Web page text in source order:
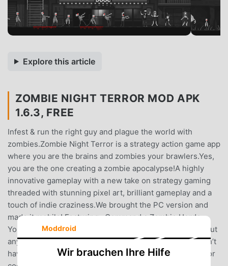
Explore this article
ZOMBIE NIGHT TERROR MOD APK
1.6.3, FREE
Infest & run the right guy and plague the world with
zombies.Zombie Night Terror is a strategy action game app
where you are the brains and zombies your brawlers.Yes,
you are the one creating a zombie apocalypse!A highly
innovative gameplay with a new take on strategy gaming
threaded with stunning pixel art, brilliant gameplay and a
touch of indie craziness.We brought the PC version and
made it mobile! Featuring...Command a Zombie Horde:
Your zombie horde will obey your every command without
any strike risk or complaints … On the downside; you can’t
have any heated conversations about late night movies or
Moddroid
Wir brauchen Ihre Hilfe